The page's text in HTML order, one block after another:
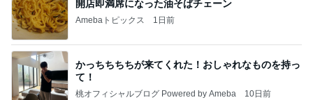
開店即満席になった油そばチェーン
Amebaトピックス 1日前
かっちちちちが来てくれた！おしゃれなものを持っ
て！
桃オフィシャルブログ Powered by Ameba 10日前